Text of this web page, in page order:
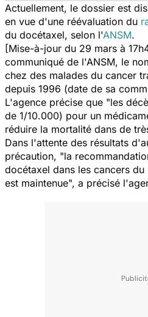
Actuellement, le dossier est
en vue d'une réévaluation du
du docétaxel, selon l'ANSM.
[Mise-à-jour du 29 mars à
communiqué de l'ANSM, le
chez des malades du cancer
depuis 1996 (date de sa
L'agence précise que "les
de 1/10.000) pour un
réduire la mortalité dans de
Dans l'attente des résultats
précaution, "la
docétaxel dans les cancers
est maintenue", a précisé